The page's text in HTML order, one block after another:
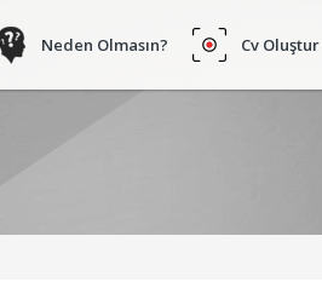
Neden Olmasın? Cv Oluştur